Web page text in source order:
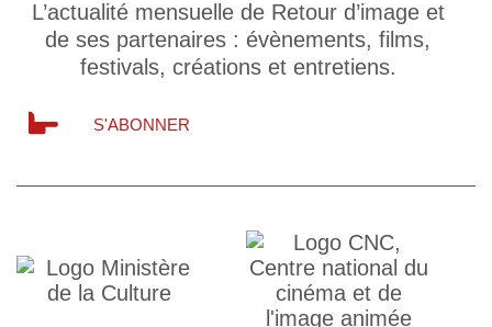
L’actualité mensuelle de Retour d’image et
de ses partenaires : évènements, films,
festivals, créations et entretiens.
S'ABONNER